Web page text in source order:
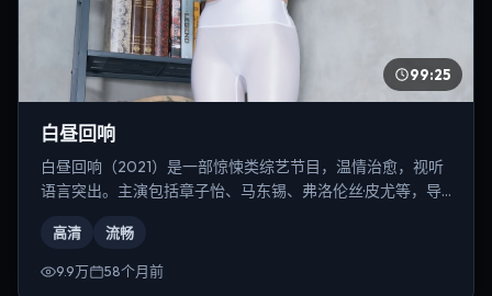
99:25
白昼回响
白昼回响（2021）是一部惊悚类综艺节目，温情治愈，视听
语言突出。主演包括章子怡、马东锡、弗洛伦丝·皮尤等，导
高清 流畅
9.9万 58个月前